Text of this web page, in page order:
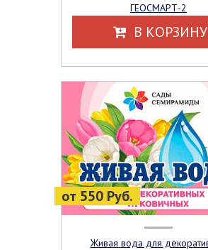
ГЕОСМАРТ-2
В КОРЗИНУ
от 550 Руб.
Живая вода для декоративных